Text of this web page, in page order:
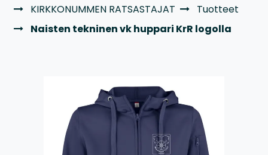
KIRKKONUMMEN RATSASTAJAT
Tuotteet
Naisten tekninen vk huppari KrR logolla